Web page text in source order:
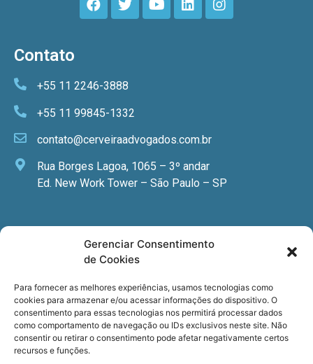
Gerenciar Consentimento
de Cookies
Para fornecer as melhores experiências, usamos tecnologias como
cookies para armazenar e/ou acessar informações do dispositivo. O
consentimento para essas tecnologias nos permitirá processar dados
como comportamento de navegação ou IDs exclusivos neste site. Não
consentir ou retirar o consentimento pode afetar negativamente certos
recursos e funções.
Contato
+55 11 2246-3888
+55 11 99845-1332
contato@cerveiraadvogados.com.br
Rua Borges Lagoa, 1065 – 3º andar
Ed. New Work Tower – São Paulo – SP
Newsletter
especializadas, cursos e eventos?
Registre seu email.